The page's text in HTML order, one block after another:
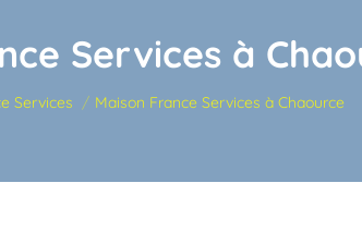
Services à
Services Maison France Services à Chaource